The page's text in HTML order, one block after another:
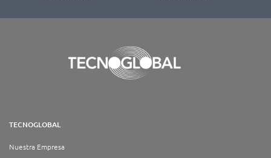
TECNOGLOBAL
Nuestra Empresa